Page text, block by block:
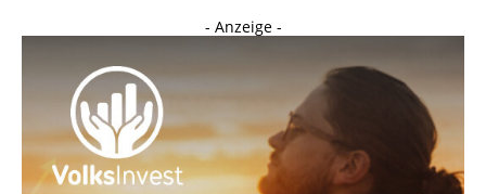
- Anzeige -